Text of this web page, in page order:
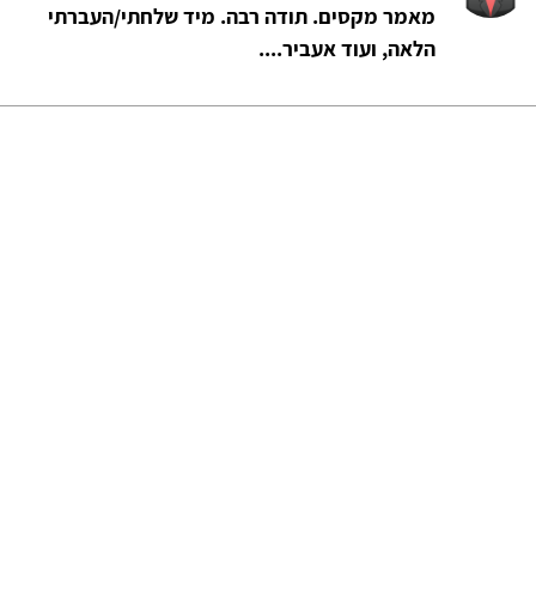
מאמר מקסים. תודה רבה. מיד שלחתי/העברתי
הלאה, ועוד אעביר....